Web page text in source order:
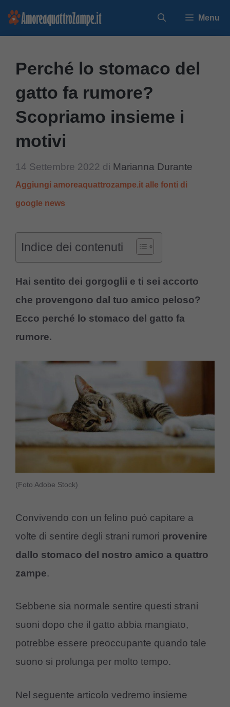
Vai
Menu
Perché lo stomaco del
gatto fa rumore?
Scopriamo insieme i
motivi
14 Settembre 2022 di Marianna Durante
Aggiungi amoreaquattrozampe.it alle fonti di
google news
Indice dei contenuti
Hai sentito dei gorgoglii e ti sei accorto
che provengono dal tuo amico peloso?
Ecco perché lo stomaco del gatto fa
rumore.
(Foto Adobe Stock)
Convivendo con un felino può capitare a
volte di sentire degli strani rumori provenire
dallo stomaco del nostro amico a quattro
zampe.
Sebbene sia normale sentire questi strani
suoni dopo che il gatto abbia mangiato,
potrebbe essere preoccupante quando tale
suono si prolunga per molto tempo.
Nel seguente articolo vedremo insieme